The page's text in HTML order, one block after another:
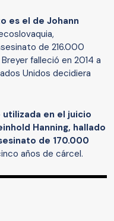
es el de Johann
de 216.000
falleció en 2014 a
Unidos decidiera
en el juicio
Hanning, hallado
de 170.000
años de cárcel.